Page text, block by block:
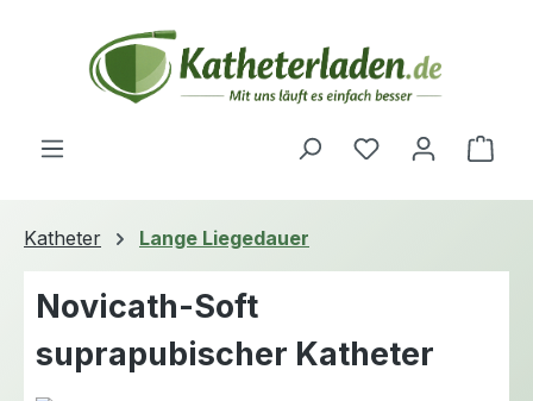
Zum Hauptinhalt springen
Du hast 0
Katheter Lange Liegedauer
Novicath-Soft
suprapubischer Katheter